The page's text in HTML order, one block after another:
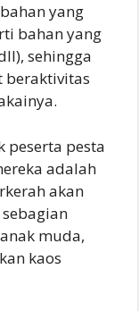
yang
bahan yang
sehingga
beraktivitas
peserta pesta
adalah
akan
muda,
kaos